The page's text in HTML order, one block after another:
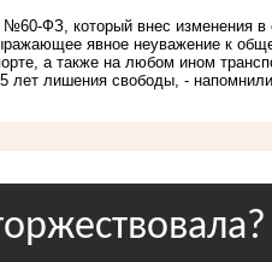
ФЗ, который внес изменения
явное неуважение к
а также на любом ином
лет лишения свободы, -